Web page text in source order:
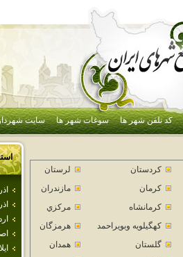
کد تلفن شهر ها سوغات شهر ها سایت
كردستان
لرستان
كرمان
مازندران
كرمانشاه
مركزي
كهگيلويه وبويراحمد
هرمزگان
گلستان
همدان